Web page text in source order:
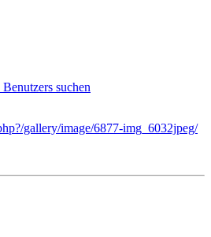
suchen
gallery/image/6877-img_6032jpeg/